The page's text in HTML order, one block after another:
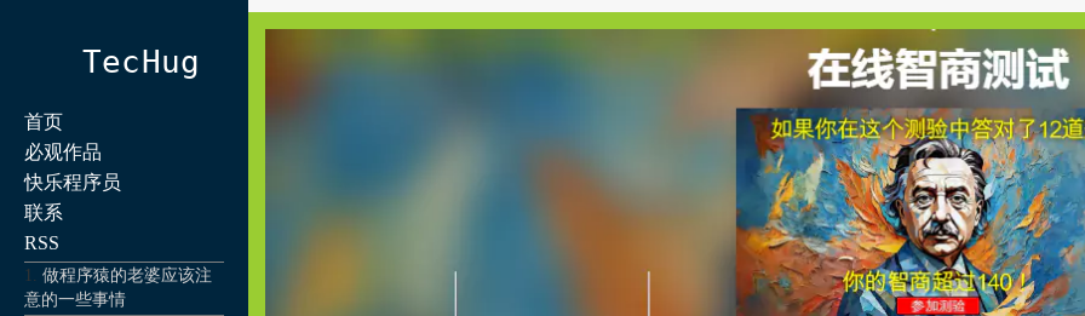
TecHug
首页
必观作品
快乐程序员
联系
RSS
做程序猿的老婆应该注
意的一些事情